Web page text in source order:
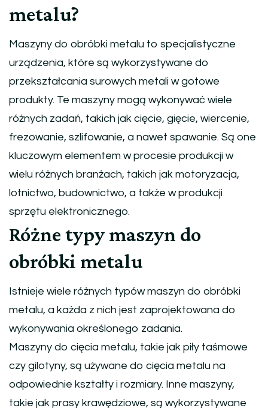
metalu?
Maszyny do obróbki metalu to specjalistyczne
urządzenia, które są wykorzystywane do
przekształcania surowych metali w gotowe
produkty. Te maszyny mogą wykonywać wiele
różnych zadań, takich jak cięcie, gięcie, wiercenie,
frezowanie, szlifowanie, a nawet spawanie. Są one
kluczowym elementem w procesie produkcji w
wielu różnych branżach, takich jak motoryzacja,
lotnictwo, budownictwo, a także w produkcji
sprzętu elektronicznego.
Różne typy maszyn do
obróbki metalu
Istnieje wiele różnych typów maszyn do obróbki
metalu, a każda z nich jest zaprojektowana do
wykonywania określonego zadania.
Maszyny do cięcia metalu, takie jak piły taśmowe
czy gilotyny, są używane do cięcia metalu na
odpowiednie kształty i rozmiary. Inne maszyny,
takie jak prasy krawędziowe, są wykorzystywane